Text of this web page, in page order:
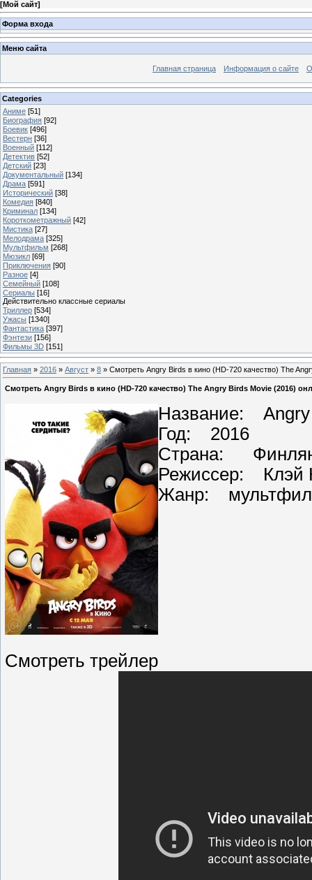
[Мой сайт]
Форма входа
Меню сайта
Главная страница Информация о сайте
Categories
Аниме [51]
Биография [92]
Боевик [496]
Вестерн [36]
Военный [112]
Детектив [52]
Детский [23]
Документальный [134]
Драма [591]
Исторический [38]
Комедия [840]
Криминал [134]
Короткометражный [42]
Мистика [27]
Мелодрама [325]
Мультфильм [268]
Мюзикл [69]
Приключения [90]
Разное [4]
Семейный [108]
Сериалы [16]
Действительно классные сериалы
Триллер [534]
Ужасы [1340]
Фантастика [397]
Фэнтези [156]
Фильмы 3D [151]
Главная » 2016 » Август » 8 » Смотреть Angry Birds в кино (HD-720 качество) The
Смотреть Angry Birds в кино (HD-720 качество) The Angry Birds Movie (2016)
Название: Angry
Год: 2016
Страна:
Режиссер: Клэй
Жанр:
Смотреть трейлер